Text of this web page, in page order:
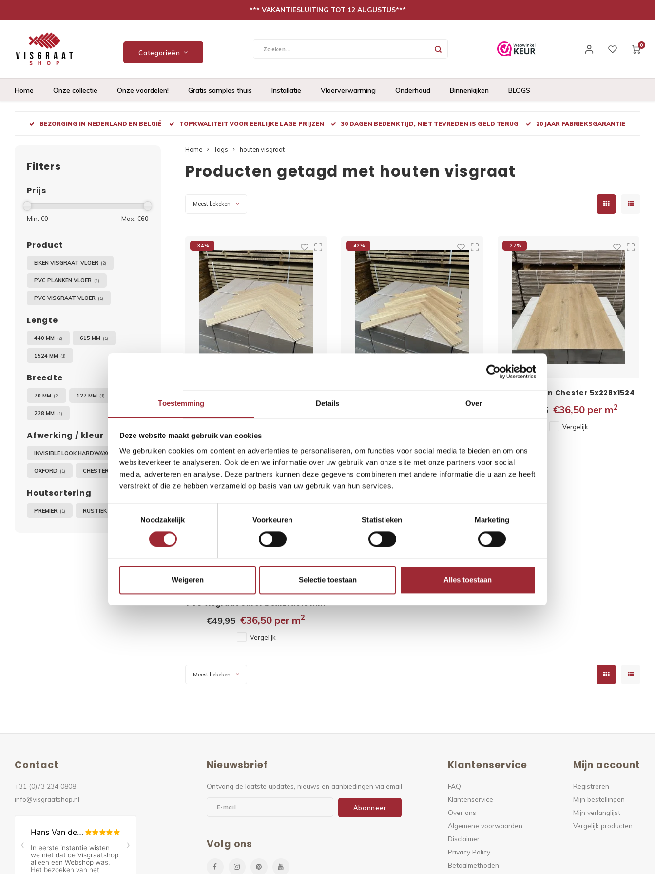
Toestemming Details Over
Deze website maakt gebruik van cookies
We gebruiken cookies om content en advertenties te personaliseren, om functies voor social media te bieden en om ons
websiteverkeer te analyseren. Ook delen we informatie over uw gebruik van onze site met onze partners voor social
media, adverteren en analyse. Deze partners kunnen deze gegevens combineren met andere informatie die u aan ze heeft
verstrekt of die ze hebben verzameld op basis van uw gebruik van hun services.
Noodzakelijk
Voorkeuren Statistieken Marketing
Weigeren Selectie toestaan Alles toestaan
*** VAKANTIESLUITING TOT 12 AUGUSTUS***
Categorieën
0
Home Onze collectie Onze voordelen! Gratis samples thuis Installatie Vloerverwarming Onderhoud Binnenkijken BLOGS
BEZORGING IN NEDERLAND EN BELGIË TOPKWALITEIT VOOR EERLIJKE LAGE PRIJZEN 30 DAGEN BEDENKTIJD, NIET TEVREDEN IS GELD TERUG 20 JAAR FABRIEKSGARANTIE
Filters
Prijs
Min: €0 Max: €60
Product
EIKEN VISGRAAT VLOER (2)
PVC PLANKEN VLOER (1)
PVC VISGRAAT VLOER (1)
Lengte
440 MM (2) 615 MM (1)
1524 MM (1)
Breedte
70 MM (2) 127 MM (1)
228 MM (1)
Afwerking / kleur
INVISIBLE LOOK HARDWAXOLIE (2)
OXFORD (1) CHESTER
Houtsortering
PREMIER (1) RUSTIEK A
Home Tags houten visgraat
Producten getagd met houten visgraat
Meest bekeken
-34%
invisible look 70x440 mm premier
-42%
invisible look 70x440 mm rustiek
-27%
PVC planken Chester 5x228x1524
€49,95 €36,50per m2
Vergelijk
PVC visgraat Oxford 5x127x615 mm
€49,95 €36,50 per m2
Vergelijk
Meest bekeken
Contact
+31 (0)73 234 0808
info@visgraatshop.nl
Nieuwsbrief
Ontvang de laatste updates, nieuws en aanbiedingen via email
Abonneer
Volg ons
Klantenservice
FAQ
Klantenservice
Over ons
Algemene voorwaarden
Disclaimer
Privacy Policy
Betaalmethoden
Mijn account
Registreren
Mijn bestellingen
Mijn verlanglijst
Vergelijk producten